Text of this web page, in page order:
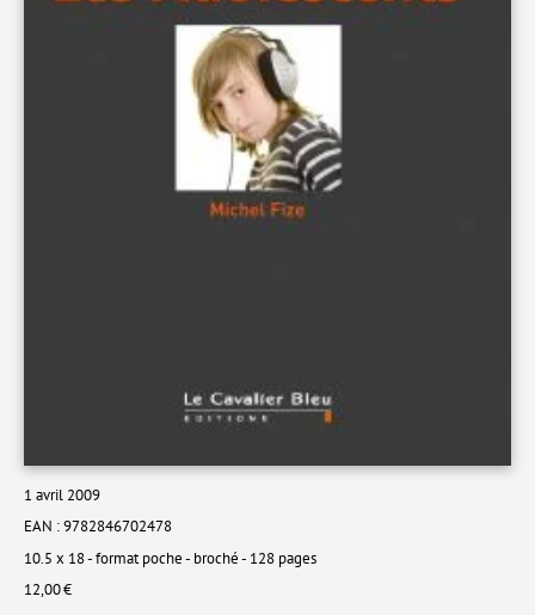
Livres poche
Index général des titres
>> Livres numériques <<
COLLECTIONS
Comment je suis devenu
Géopolitique de…
Idées Reçues
Lieux de…
1 avril 2009
EAN : 9782846702478
10.5 x 18 - format poche - broché - 128 pages
12,00 €